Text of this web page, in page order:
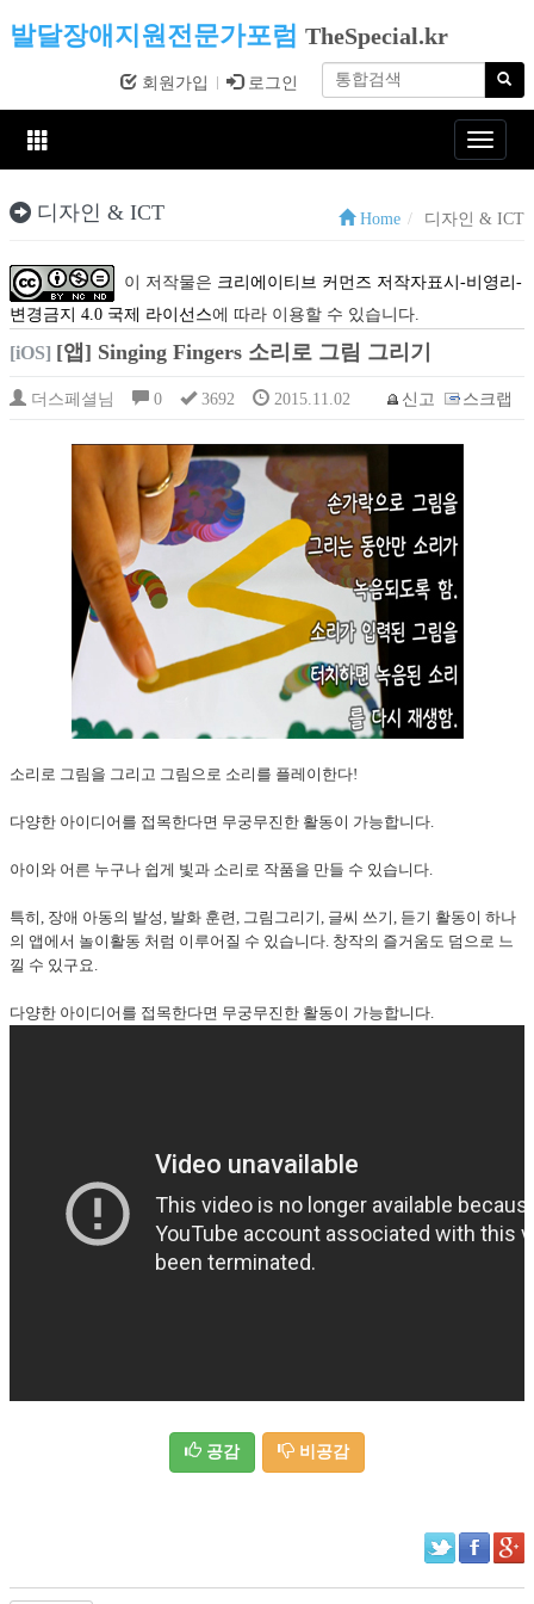
발달장애지원전문가포럼 TheSpecial.kr
회원가입 로그인
Toggle
디자인 & ICT Home 디자인 & ICT
이 저작물은 크리에이티브 커먼즈 저작자표시-비영리-
변경금지 4.0 국제 라이선스에 따라 이용할 수 있습니다.
[iOS] [앱] Singing Fingers 소리로 그림 그리기
더스페셜님 0 3692 2015.11.02 신고 스크랩
소리로 그림을 그리고 그림으로 소리를 플레이한다!
다양한 아이디어를 접목한다면 무궁무진한 활동이 가능합니다.
아이와 어른 누구나 쉽게 빛과 소리로 작품을 만들 수 있습니다.
특히, 장애 아동의 발성, 발화 훈련, 그림그리기, 글씨 쓰기, 듣기 활동이 하나
의 앱에서 놀이활동 처럼 이루어질 수 있습니다. 창작의 즐거움도 덤으로 느
낄 수 있구요.
다양한 아이디어를 접목한다면 무궁무진한 활동이 가능합니다.​
공감 비공감